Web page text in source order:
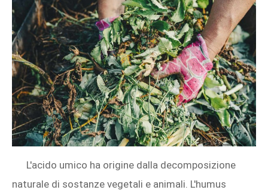
L'acido umico ha origine dalla decomposizione
naturale di sostanze vegetali e animali. L'humus